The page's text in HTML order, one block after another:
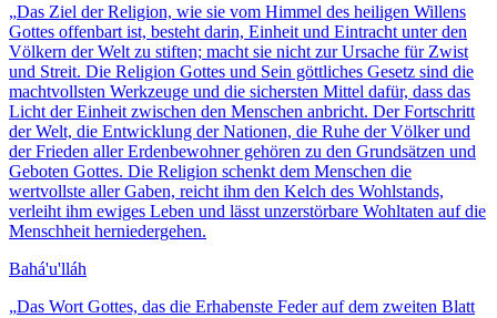
„Das Ziel der Religion, wie sie vom Himmel des heiligen Willens
Gottes offenbart ist, besteht darin, Einheit und Eintracht unter den
Völkern der Welt zu stiften; macht sie nicht zur Ursache für Zwist
und Streit. Die Religion Gottes und Sein göttliches Gesetz sind die
machtvollsten Werkzeuge und die sichersten Mittel dafür, dass das
Licht der Einheit zwischen den Menschen anbricht. Der Fortschritt
der Welt, die Entwicklung der Nationen, die Ruhe der Völker und
der Frieden aller Erdenbewohner gehören zu den Grundsätzen und
Geboten Gottes. Die Religion schenkt dem Menschen die
wertvollste aller Gaben, reicht ihm den Kelch des Wohlstands,
verleiht ihm ewiges Leben und lässt unzerstörbare Wohltaten auf die
Menschheit herniedergehen.
Bahá'u'lláh
„Das Wort Gottes, das die Erhabenste Feder auf dem zweiten Blatt